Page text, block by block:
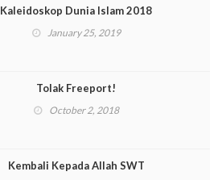
Kaleidoskop Dunia Islam 2018
January 25, 2019
Tolak Freeport!
October 2, 2018
Kembali Kepada Allah SWT